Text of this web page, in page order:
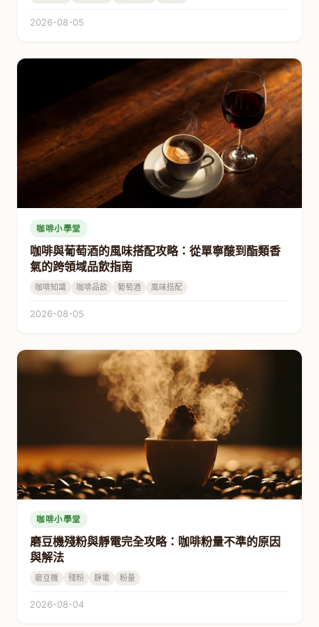
2026-08-05
咖啡小學堂
咖啡與葡萄酒的風味搭配攻略：從單寧酸到酯類香
氣的跨領域品飲指南
咖啡知識 咖啡品飲 葡萄酒 風味搭配
2026-08-05
咖啡小學堂
磨豆機殘粉與靜電完全攻略：咖啡粉量不準的原因
與解法
磨豆機 殘粉 靜電 粉量
2026-08-04